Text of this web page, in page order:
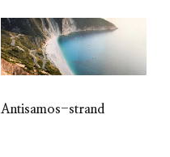
Antisamos-strand